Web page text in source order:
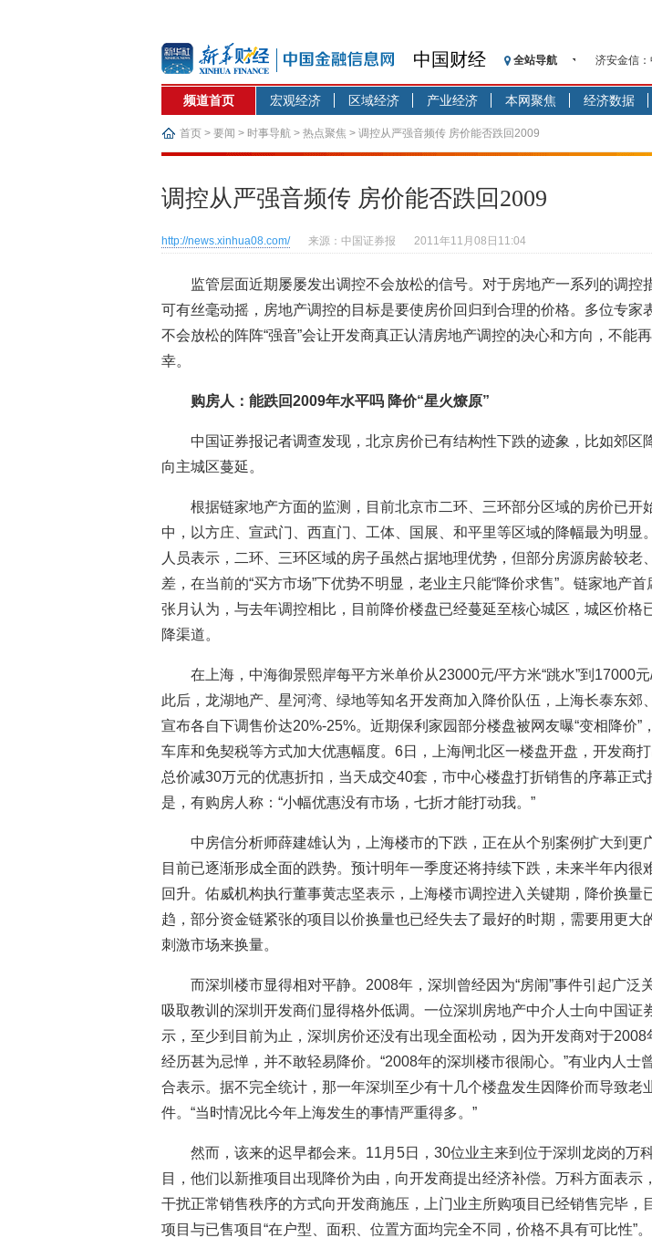
中国财经 全站导航
济安金信：
【见·闻】
记者手记
【见·闻
济安金信
【新华财
基本面及
频道首页 宏观经济 区域经济 产业经济 本网聚焦 经济数据
首页 > 要闻 > 时事导航 > 热点聚焦 > 调控从严强音频传 房价能否跌回2009
调控从严强音频传 房价能否跌回2009
http://news.xinhua08.com/ 来源：中国证券报 2011年11月08日11:04
监管层面近期屡屡发出调控不会放松的信号。对于房地产一系列的调控
可有丝毫动摇，房地产调控的目标是要使房价回归到合理的价格。多位专家
不会放松的阵阵“强音”会让开发商真正认清房地产调控的决心和方向，不能
幸。
购房人：能跌回2009年水平吗 降价“星火燎原”
中国证券报记者调查发现，北京房价已有结构性下跌的迹象，比如郊区
向主城区蔓延。
根据链家地产方面的监测，目前北京市二环、三环部分区域的房价已开
中，以方庄、宣武门、西直门、工体、国展、和平里等区域的降幅最为明显
人员表示，二环、三环区域的房子虽然占据地理优势，但部分房源房龄较老
差，在当前的“买方市场”下优势不明显，老业主只能“降价求售”。链家地产首
张月认为，与去年调控相比，目前降价楼盘已经蔓延至核心城区，城区价格
降渠道。
在上海，中海御景熙岸每平方米单价从23000元/平方米“跳水”到17000元/
此后，龙湖地产、星河湾、绿地等知名开发商加入降价队伍，上海长泰东郊
宣布各自下调售价达20%-25%。近期保利家园部分楼盘被网友曝“变相降价”
车库和免契税等方式加大优惠幅度。6日，上海闸北区一楼盘开盘，开发商
总价减30万元的优惠折扣，当天成交40套，市中心楼盘打折销售的序幕正式
是，有购房人称：“小幅优惠没有市场，七折才能打动我。”
中房信分析师薛建雄认为，上海楼市的下跌，正在从个别案例扩大到更
目前已逐渐形成全面的跌势。预计明年一季度还将持续下跌，未来半年内很
回升。佑威机构执行董事黄志坚表示，上海楼市调控进入关键期，降价换量
趋，部分资金链紧张的项目以价换量也已经失去了最好的时期，需要用更大
刺激市场来换量。
而深圳楼市显得相对平静。2008年，深圳曾经因为“房闹”事件引起广泛
吸取教训的深圳开发商们显得格外低调。一位深圳房地产中介人士向中国证
示，至少到目前为止，深圳房价还没有出现全面松动，因为开发商对于2008
经历甚为忌惮，并不敢轻易降价。“2008年的深圳楼市很闹心。”有业内人士
合表示。据不完全统计，那一年深圳至少有十几个楼盘发生因降价而导致老
件。“当时情况比今年上海发生的事情严重得多。”
然而，该来的迟早都会来。11月5日，30位业主来到位于深圳龙岗的万
目，他们以新推项目出现降价为由，向开发商提出经济补偿。万科方面表示
干扰正常销售秩序的方式向开发商施压，上门业主所购项目已经销售完毕，
项目与已售项目“在户型、面积、位置方面均完全不同，价格不具有可比性”。